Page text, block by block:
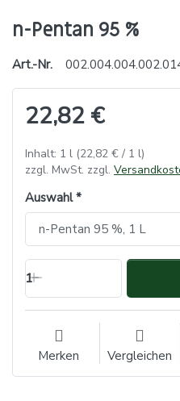
n-Pentan 95 %
Art.-Nr.
22,82 €
Inhalt: 1 l (22,82 € / 1 l)
zzgl. MwSt. zzgl.
Auswahl
1
Merken Vergleichen